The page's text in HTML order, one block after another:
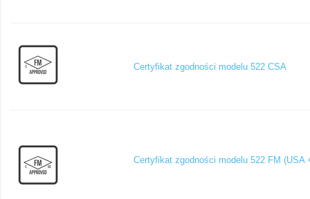
Certyfikat zgodności modelu 522 CSA
Certyfikat zgodności modelu 522 FM (USA